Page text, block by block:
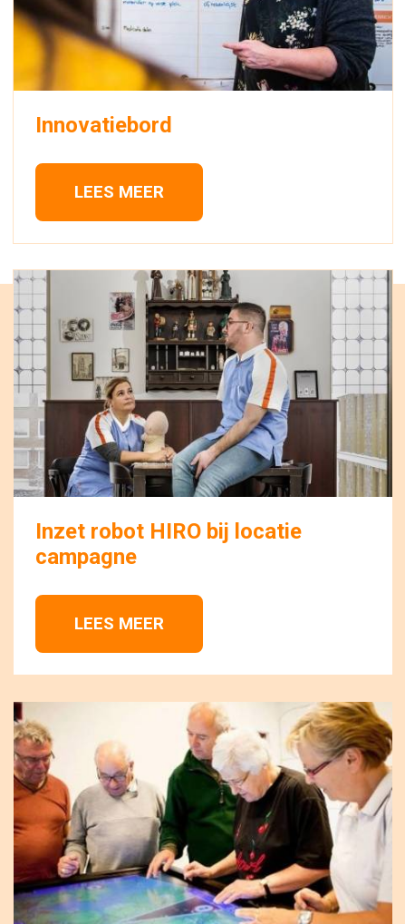
Innovatiebord
LEES MEER
Inzet robot HIRO bij locatie
campagne
LEES MEER